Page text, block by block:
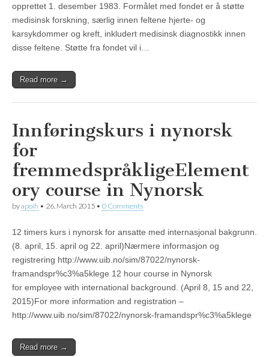
opprettet 1. desember 1983. Formålet med fondet er å støtte
medisinsk forskning, særlig innen feltene hjerte- og
karsykdommer og kreft, inkludert medisinsk diagnostikk innen
disse feltene. Støtte fra fondet vil i…
Read more →
Innføringskurs i nynorsk
for
fremmedspråkligeElement
ory course in Nynorsk
byapoih • 26. March 2015 • 0 Comments
12 timers kurs i nynorsk for ansatte med internasjonal bakgrunn.
(8. april, 15. april og 22. april)Nærmere informasjon og
registrering http://www.uib.no/sim/87022/nynorsk-
framandspr%c3%a5klege 12 hour course in Nynorsk
for employee with international background. (April 8, 15 and 22,
2015)For more information and registration –
http://www.uib.no/sim/87022/nynorsk-framandspr%c3%a5klege
Read more →